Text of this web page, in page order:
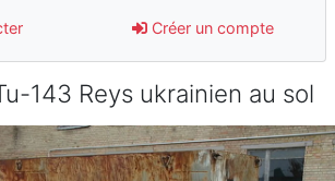
les quelques blocages du site ces derniers
contre le spam et les bots trop nocifs
bannière
avion@,._,+ > lesquels ? je ne suis pas sûr de
Créer un compte
143 Reys ukrainien au sol